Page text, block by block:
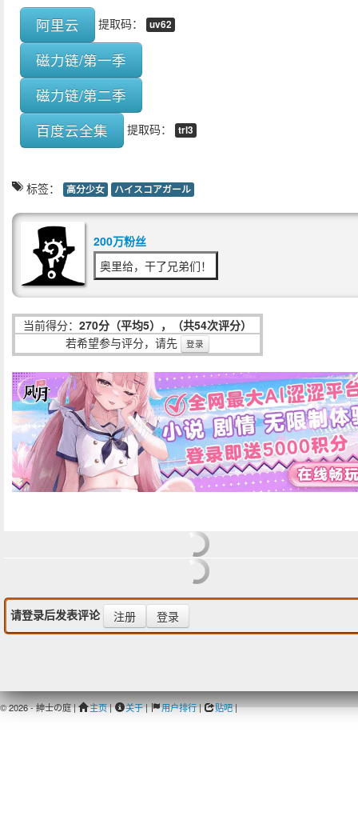
阿里云 提取码： uv62
磁力链/第一季
磁力链/第二季
百度云全集
提取码： trl3
标签： 高分少女 ハイスコアガール
200万粉丝
奥里给，干了兄弟们！
当前得分： 270分（平均5），（共54次评分）
若希望参与评分，请先
登录
请登录后发表评论 注册 登录
© 2026 - 紳士の庭 | 主页| 关于| 用户排行| 贴吧|